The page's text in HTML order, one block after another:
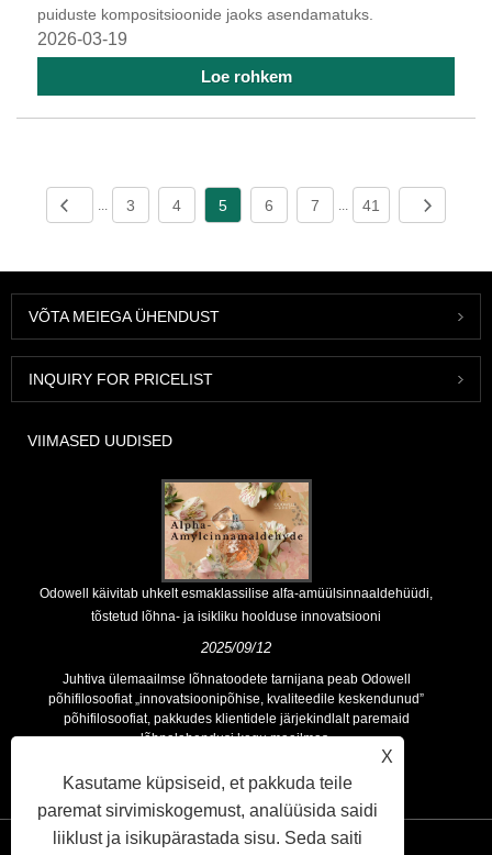
puiduste kompositsioonide jaoks asendamatuks.
2026-03-19
Loe rohkem
3 4 5 6 7 41
VÕTA MEIEGA ÜHENDUST
INQUIRY FOR PRICELIST
VIIMASED UUDISED
Odowell käivitab uhkelt esmaklassilise alfa-amüülsinnaaldehüüdi,
tõstetud lõhna- ja isikliku hoolduse innovatsiooni
2025/09/12
Juhtiva ülemaailmse lõhnatoodete tarnijana peab Odowell
põhifilosoofiat „innovatsioonipõhise, kvaliteedile keskendunud”
põhifilosoofiat, pakkudes klientidele järjekindlalt paremaid
lõhnalahendusi kogu maailmas.
X
Kasutame küpsiseid, et pakkuda teile
paremat sirvimiskogemust, analüüsida saidi
liiklust ja isikupärastada sisu. Seda saiti